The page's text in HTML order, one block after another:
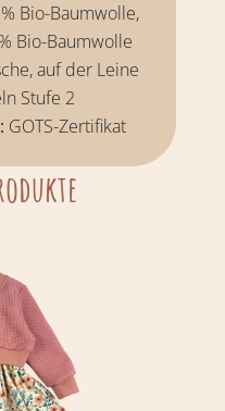
Bio-Baumwolle,
Bio-Baumwolle
auf der Leine
Stufe 2
GOTS-Zertifikat